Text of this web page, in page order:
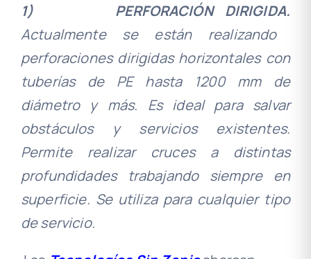
1)
PERFORACIÓN DIRIGIDA.
Actualmente se están realizando
perforaciones dirigidas horizontales con
tuberías de PE hasta 1200 mm de
diámetro y más. Es ideal para salvar
obstáculos y servicios existentes.
Permite realizar cruces a distintas
profundidades trabajando siempre en
superficie. Se utiliza para cualquier tipo
de servicio.